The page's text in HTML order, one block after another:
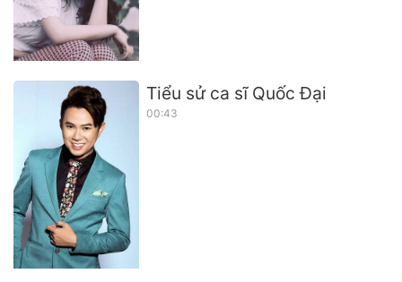
Tiểu sử ca sĩ Quốc Đại
00:43